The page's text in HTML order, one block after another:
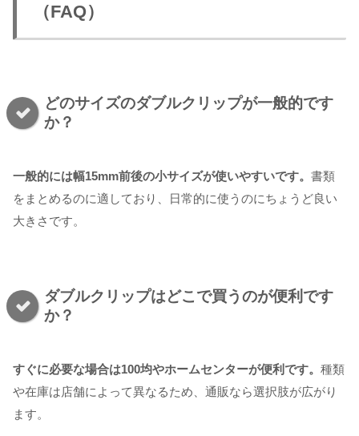
（FAQ）
どのサイズのダブルクリップが一般的です
か？
一般的には幅15mm前後の小サイズが使いやすいです。 書類
をまとめるのに適しており、日常的に使うのにちょうど良い
大きさです。
ダブルクリップはどこで買うのが便利です
か？
すぐに必要な場合は100均やホームセンターが便利です。 種類
や在庫は店舗によって異なるため、通販なら選択肢が広がり
ます。